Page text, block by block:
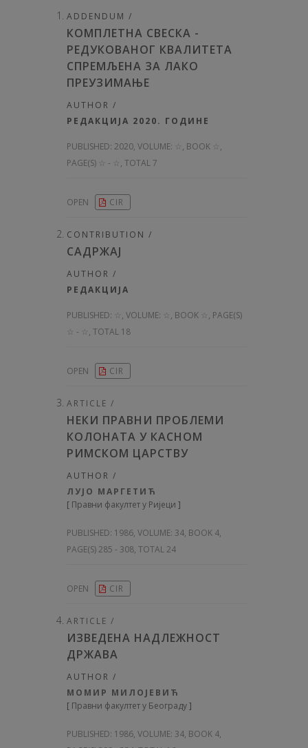
ADDENDUM /
КОМПЛЕТНА СВЕСКА -
РЕДУКОВАНОГ КВАЛИТЕТА
СПРЕМЉЕНА ЗА ЛАКО
ПРЕУЗИМАЊЕ
AUTHOR /
РЕДАКЦИЈА 2020. ГОДИНЕ
PUBLISHED: 2020, VOLUME: ☆ , BOOK ☆,
PAGE(S) ☆ - ☆, TOTAL 7
OPEN CIR
CONTRIBUTION /
САДРЖАЈ
AUTHOR /
РЕДАКЦИЈА
PUBLISHED: ☆, VOLUME: ☆ , BOOK ☆, PAGE(S)
☆ - ☆, TOTAL 18
OPEN CIR
ARTICLE /
НЕКИ ПРАВНИ ПРОБЛЕМИ
КОЛОНАТА У КАСНОМ
РИМСКОМ ЦАРСТВУ
AUTHOR /
ЛУЈО МАРГЕТИЋ
[ Правни факултет у Ријеци ]
PUBLISHED: 1986, VOLUME: 34, BOOK 4,
PAGE(S) 285 - 308, TOTAL 24
OPEN CIR
ARTICLE /
ИЗВЕДЕНА НАДЛЕЖНОСТ
ДРЖАВА
AUTHOR /
МОМИР МИЛОЈЕВИЋ
[ Правни факултет у Београду]
PUBLISHED: 1986, VOLUME: 34, BOOK 4,